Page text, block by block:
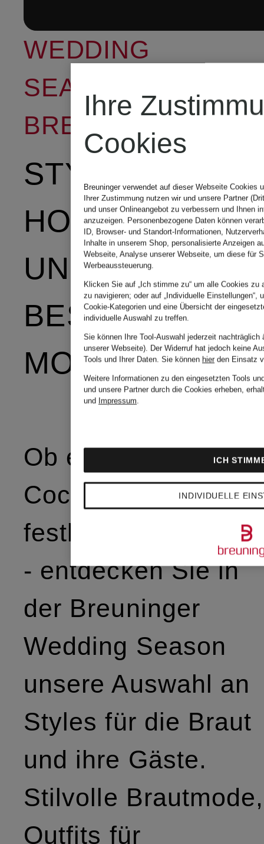
WEDDING
SEASON BEI
BREUNINGER
STYLES FÜR
HOCHZEIT
UND
BESONDERE
MOMENTE
Ob elegante
Cocktail-Events
festliche
- entdecken Sie in
der Breuninger
Wedding Season
unsere Auswahl an
Styles für die Braut
und ihre Gäste.
Stilvolle Brautmode,
Outfits für
Ihre
Cookies
Breuninger verwendet auf dieser Webseite Cookies
Ihrer Zustimmung nutzen wir und unsere Partner
und unser Onlineangebot zu verbessern und Ihnen
anzuzeigen. Personenbezogene Daten können
ID, Browser- und Standort-Informationen,
Inhalte in unserem Shop, personalisierte Anzeigen
Webseite, Analyse unserer Webseite, um diese für
Werbeaussteuerung.
Klicken Sie auf „Ich stimme zu“ um alle Cookies
zu navigieren; oder auf „Individuelle Einstellungen“,
Cookie-Kategorien und eine Übersicht der
individuelle Auswahl zu treffen.
Sie können Ihre Tool-Auswahl jederzeit
unserer Webseite). Der Widerruf hat jedoch keine
Tools und Ihrer Daten. Sie können hier den Einsatz
Weitere Informationen zu den eingesetzten Tools
und unsere Partner durch die Cookies erheben,
und Impressum.
INDIVIDUELLE
ICH